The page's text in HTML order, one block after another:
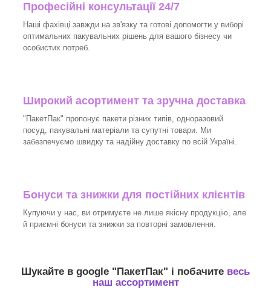
Професійні консультації 24/7
Наші фахівці завжди на зв'язку та готові допомогти у виборі
оптимальних пакувальних рішень для вашого бізнесу чи
особистих потреб.
Широкий асортимент та зручна доставка
"ПакетПак" пропонує пакети різних типів, одноразовий
посуд, пакувальні матеріали та супутні товари. Ми
забезпечуємо швидку та надійну доставку по всій Україні.
Бонуси та знижки для постійних клієнтів
Купуючи у нас, ви отримуєте не лише якісну продукцію, але
й приємні бонуси та знижки за повторні замовлення.
Шукайте в google "ПакетПак" і побачите весь
наш ассортимент